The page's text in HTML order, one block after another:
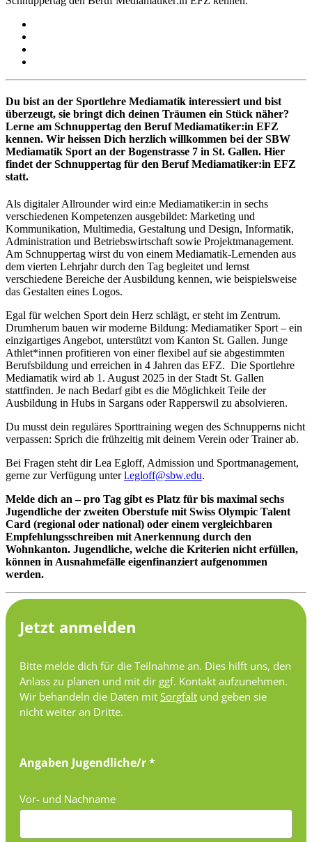
Du bist an der Sportlehre Mediamatik interessiert und bist
überzeugt, sie bringt dich deinen Träumen ein Stück näher?
Lerne am Schnuppertag den Beruf Mediamatiker:in EFZ
kennen. Wir heissen Dich herzlich willkommen bei der SBW
Mediamatik Sport an der Bogenstrasse 7 in St. Gallen. Hier
findet der Schnuppertag für den Beruf Mediamatiker:in EFZ
statt.
Als digitaler Allrounder wird ein:e Mediamatiker:in in sechs
verschiedenen Kompetenzen ausgebildet: Marketing und
Kommunikation, Multimedia, Gestaltung und Design, Informatik,
Administration und Betriebswirtschaft sowie Projektmanagement.
Am Schnuppertag wirst du von einem Mediamatik-Lernenden aus
dem vierten Lehrjahr durch den Tag begleitet und lernst
verschiedene Bereiche der Ausbildung kennen, wie beispielsweise
das Gestalten eines Logos.
Egal für welchen Sport dein Herz schlägt, er steht im Zentrum.
Drumherum bauen wir moderne Bildung: Mediamatiker Sport – ein
einzigartiges Angebot, unterstützt vom Kanton St. Gallen. Junge
Athlet*innen profitieren von einer flexibel auf sie abgestimmten
Berufsbildung und erreichen in 4 Jahren das EFZ. Die Sportlehre
Mediamatik wird ab 1. August 2025 in der Stadt St. Gallen
stattfinden. Je nach Bedarf gibt es die Möglichkeit Teile der
Ausbildung in Hubs in Sargans oder Rapperswil zu absolvieren.
Du musst dein reguläres Sporttraining wegen des Schnupperns nicht
verpassen: Sprich die frühzeitig mit deinem Verein oder Trainer ab.
Bei Fragen steht dir Lea Egloff, Admission und Sportmanagement,
gerne zur Verfügung unterl.egloff@sbw.edu.
Melde dich an – pro Tag gibt es Platz für bis maximal sechs
Jugendliche der zweiten Oberstufe mit Swiss Olympic Talent
Card (regional oder national) oder einem vergleichbaren
Empfehlungsschreiben mit Anerkennung durch den
Wohnkanton. Jugendliche, welche die Kriterien nicht erfüllen,
können in Ausnahmefälle eigenfinanziert aufgenommen
werden.